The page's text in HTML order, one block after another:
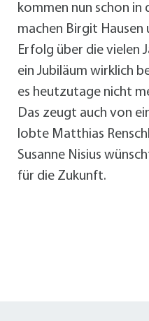
kommen nun schon in
machen Birgit Hausen
Erfolg über die vielen
ein Jubiläum wirklich
es heutzutage nicht
Das zeugt auch von
lobte Matthias
Susanne Nisius
für die Zukunft.